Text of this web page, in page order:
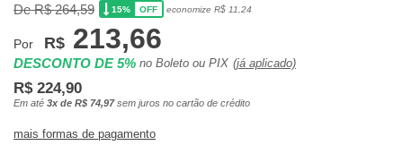
De R$ 264,59 15% OFF economize R$ 11,24
Por R$ 213,66
DESCONTO DE 5% no Boleto ou PIX (já aplicado)
R$ 224,90
Em até 3x de R$ 74,97sem juros no cartão de crédito
mais formas de pagamento